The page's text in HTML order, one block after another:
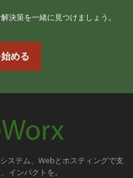
決策を一緒に見つけましょう。
める
ステム、Webとホスティングで支
インパクトを。